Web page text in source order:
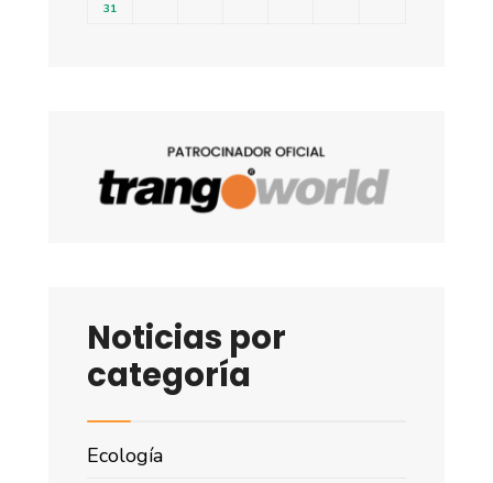
31
Noticias por
categoría
Ecología